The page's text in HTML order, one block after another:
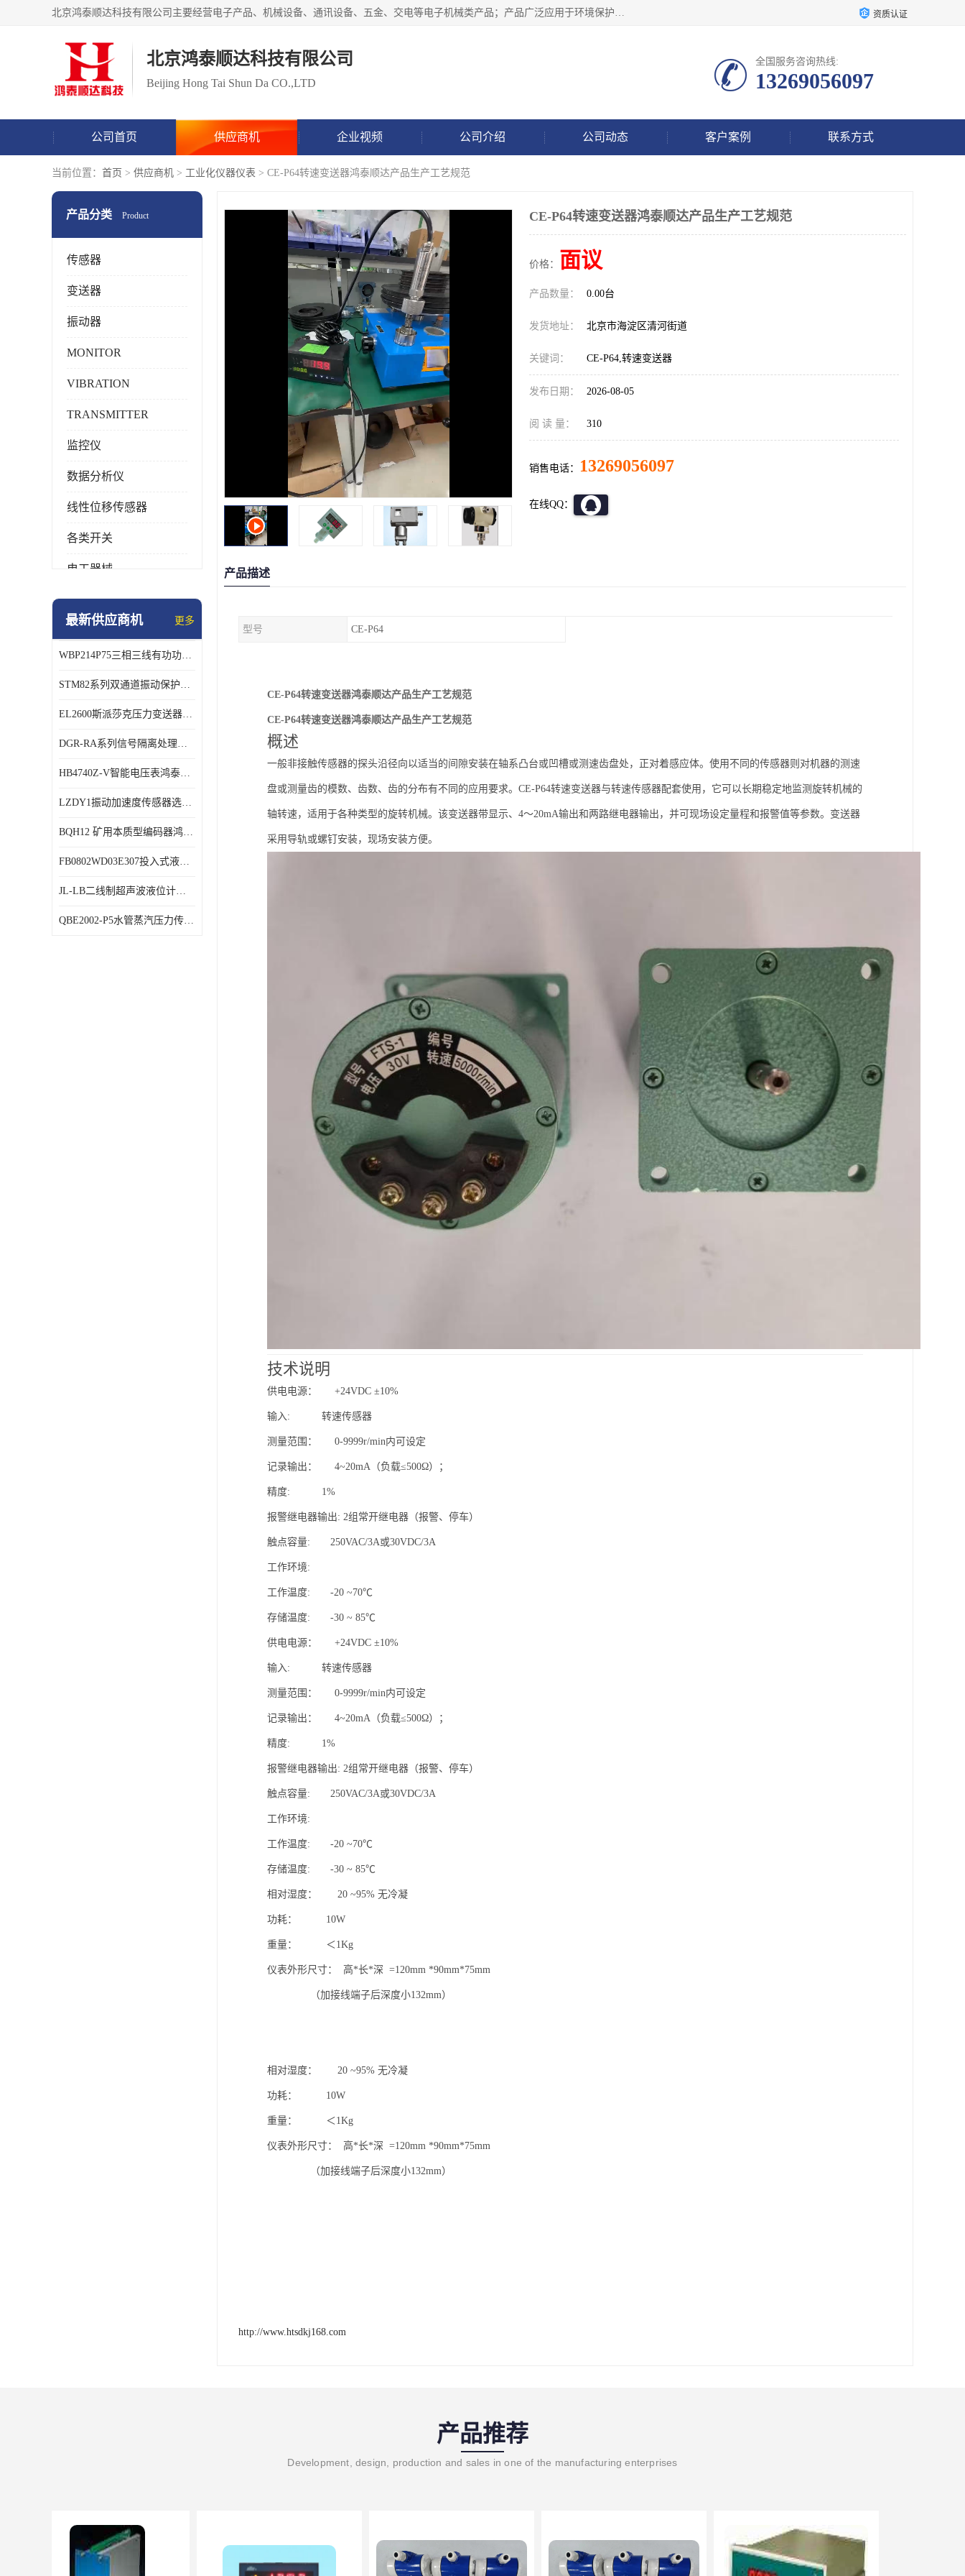
北京鸿泰顺达科技有限公司主要经营电子产品、机械设备、通讯设备、五金、交电等电子机械类产品；产品广泛应用于环境保护、石油化工、电力电子、冶金建筑、煤炭、农业、卫生防疫、教育科研等行业。并成功的与各地环境监测站、污水处理厂、卷烟厂、电厂、高校、科学院所、卫生防疫部门、煤矿、石化厂等用户建立了密切的合作关系。 资质认证
北京鸿泰顺达科技有限公司
Beijing Hong Tai Shun Da CO.,LTD
全国服务咨询热线:
13269056097
公司首页 供应商机 企业视频 公司介绍 公司动态 客户案例 联系方式
当前位置： 首页 > 供应商机 > 工业化仪器仪表 > CE-P64转速变送器鸿泰顺达产品生产工艺规范
产品分类 Product
传感器
变送器
振动器
MONITOR
VIBRATION
TRANSMITTER
监控仪
数据分析仪
线性位移传感器
各类开关
电工器械
模块化产品
特殊用处传感器
特殊用途变送器
最新供应商机 更多
WBP214P75三相三线有功功率传感器鸿泰顺达产品稳定性好
STM82系列双通道振动保护表鸿泰产品技术规格
EL2600斯派莎克压力变送器技术规格
DGR-RA系列信号隔离处理器鸿泰产品技术规格
HB4740Z-V智能电压表鸿泰产品外形美观大方
LZDY1振动加速度传感器选型资料
BQH12 矿用本质型编码器鸿泰产品实物展示
FB0802WD03E307投入式液位计鸿泰产品选型参数
JL-LB二线制超声波液位计鸿泰产品外形美观大方
QBE2002-P5水管蒸汽压力传感器西门子产品技术规格
CE-P64转速变送器鸿泰顺达产品生产工艺规范
价格： 面议
产品数量： 0.00台
发货地址： 北京市海淀区清河街道
关键词： CE-P64,转速变送器
发布日期： 2026-08-05
阅 读 量： 310
销售电话： 13269056097
在线QQ：
产品描述
型号 CE-P64
CE-P64转速变送器鸿泰顺达产品生产工艺规范
CE-P64转速变送器鸿泰顺达产品生产工艺规范
概述
一般非接触传感器的探头沿径向以适当的间隙安装在轴系凸台或凹槽或测速齿盘处，正对着感应体。使用不同的传感器则对机器的测速
盘或测量齿的模数、齿数、齿的分布有不同的应用要求。CE-P64转速变送器与转速传感器配套使用，它可以长期稳定地监测旋转机械的
轴转速，适用于各种类型的旋转机械。该变送器带显示、4～20mA输出和两路继电器输出，并可现场设定量程和报警值等参数。变送器
采用导轨或螺钉安装，现场安装方便。
技术说明
供电电源： +24VDC ±10%
输入: 转速传感器
测量范围： 0-9999r/min内可设定
记录输出： 4~20mA（负载≤500Ω）；
精度: 1%
报警继电器输出: 2组常开继电器（报警、停车）
触点容量: 250VAC/3A或30VDC/3A
工作环境:
工作温度: -20 ~70℃
存储温度: -30 ~ 85℃
供电电源： +24VDC ±10%
输入: 转速传感器
测量范围： 0-9999r/min内可设定
记录输出： 4~20mA（负载≤500Ω）；
精度: 1%
报警继电器输出: 2组常开继电器（报警、停车）
触点容量: 250VAC/3A或30VDC/3A
工作环境:
工作温度: -20 ~70℃
存储温度: -30 ~ 85℃
相对湿度： 20 ~95% 无冷凝
功耗： 10W
重量： ＜1Kg
仪表外形尺寸： 高*长*深 =120mm *90mm*75mm
（加接线端子后深度小132mm）
相对湿度： 20 ~95% 无冷凝
功耗： 10W
重量： ＜1Kg
仪表外形尺寸： 高*长*深 =120mm *90mm*75mm
（加接线端子后深度小132mm）
http://www.htsdkj168.com
产品推荐
Development, design, production and sales in one of the manufacturing enterprises